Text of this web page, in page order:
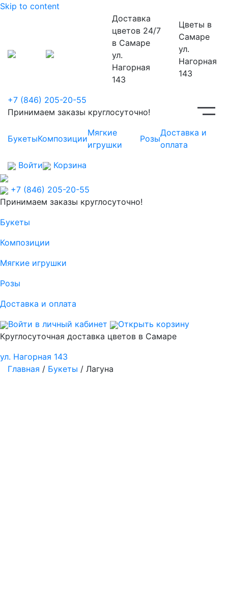
Skip to content
Доставка
цветов 24/7
в Самаре
ул.
Нагорная
143
Цветы в
Самаре
ул.
Нагорная
143
+7 (846) 205-20-55
Принимаем заказы круглосуточно!
БукетыКомпозиции
Мягкие
игрушки
Розы
Доставка и
оплата
Войти
Корзина
+7 (846) 205-20-55
Принимаем заказы круглосуточно!
Букеты
Композиции
Мягкие игрушки
Розы
Доставка и оплата
Войти в личный кабинет
Открыть корзину
Круглосуточная доставка цветов в Самаре
ул. Нагорная 143
Главная / Букеты / Лагуна